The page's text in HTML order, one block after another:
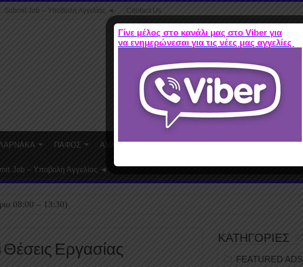
Submit Job – Υποβολή Αγγελίας ◄ Contact Us
ΠΑΦΟΣ ΑΜΜΟΧΩΣΤΟΣ
Job – Υποβολή Αγγελίας ◄
08:00 – 13:30)
Εργασίας
ΚΑΤΗΓΟΡΙΕΣ
FEATURED ADS
Γίνε μέλος στο κανάλι μας στο Viber για
να ενημερώνεσαι για τις νέες μας αγγελίες